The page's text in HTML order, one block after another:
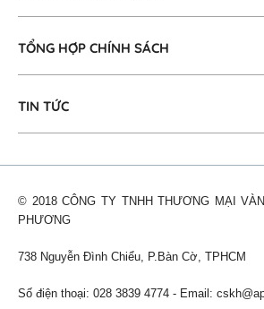
TỔNG HỢP CHÍNH SÁCH
TIN TỨC
© 2018 CÔNG TY TNHH THƯƠNG MẠI
PHƯƠNG
738 Nguyễn Đình Chiểu, P.Bàn Cờ, TPHCM
Số điện thoại: 028 3839 4774 - Email: